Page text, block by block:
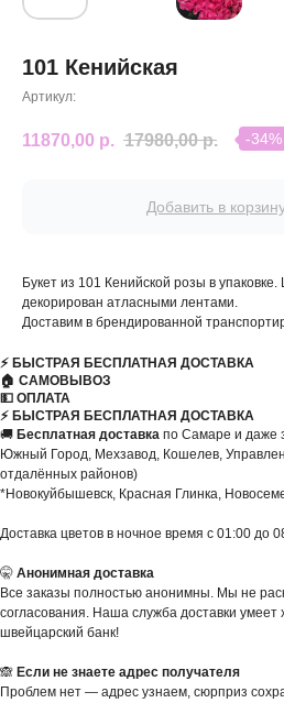
101 Кенийская
Артикул:
11870,00 р. 17980,00 р. -34%
Добавить в
Букет из 101 Кенийской розы в
декорирован атласными лентами.
Доставим в брендированной
⚡️ БЫСТРАЯ БЕСПЛАТНАЯ ДОСТАВКА
🏠 САМОВЫВОЗ
💵 ОПЛАТА
⚡️ БЫСТРАЯ БЕСПЛАТНАЯ ДОСТАВКА
🚚 Бесплатная доставка по Самаре и даже
Южный Город, Мехзавод, Кошелев,
отдалённых районов)
*Новокуйбышевск, Красная Глинка,
Доставка цветов в ночное время с 01:00 до
🤫 Анонимная доставка
Все заказы полностью анонимны. Мы не
согласования. Наша служба доставки
швейцарский банк!
🙈 Если не знаете адрес получателя
Проблем нет — адрес узнаем, сюрприз